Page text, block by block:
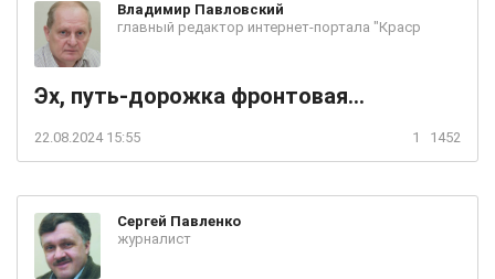
Владимир Павловский
главный редактор интернет-портала "Краср
Эх, путь-дорожка фронтовая...
22.08.2024 15:55 1 1452
Сергей Павленко
журналист